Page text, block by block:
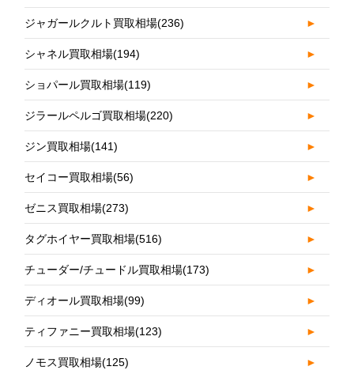
ジャガールクルト買取相場(236) ►
シャネル買取相場(194) ►
ショパール買取相場(119) ►
ジラールペルゴ買取相場(220) ►
ジン買取相場(141) ►
セイコー買取相場(56) ►
ゼニス買取相場(273) ►
タグホイヤー買取相場(516) ►
チューダー/チュードル買取相場(173) ►
ディオール買取相場(99) ►
ティファニー買取相場(123) ►
ノモス買取相場(125) ►